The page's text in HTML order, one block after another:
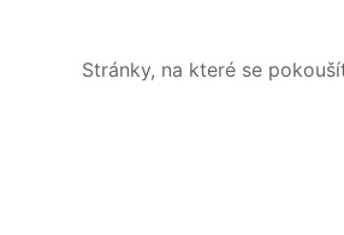
Stránky, na které se